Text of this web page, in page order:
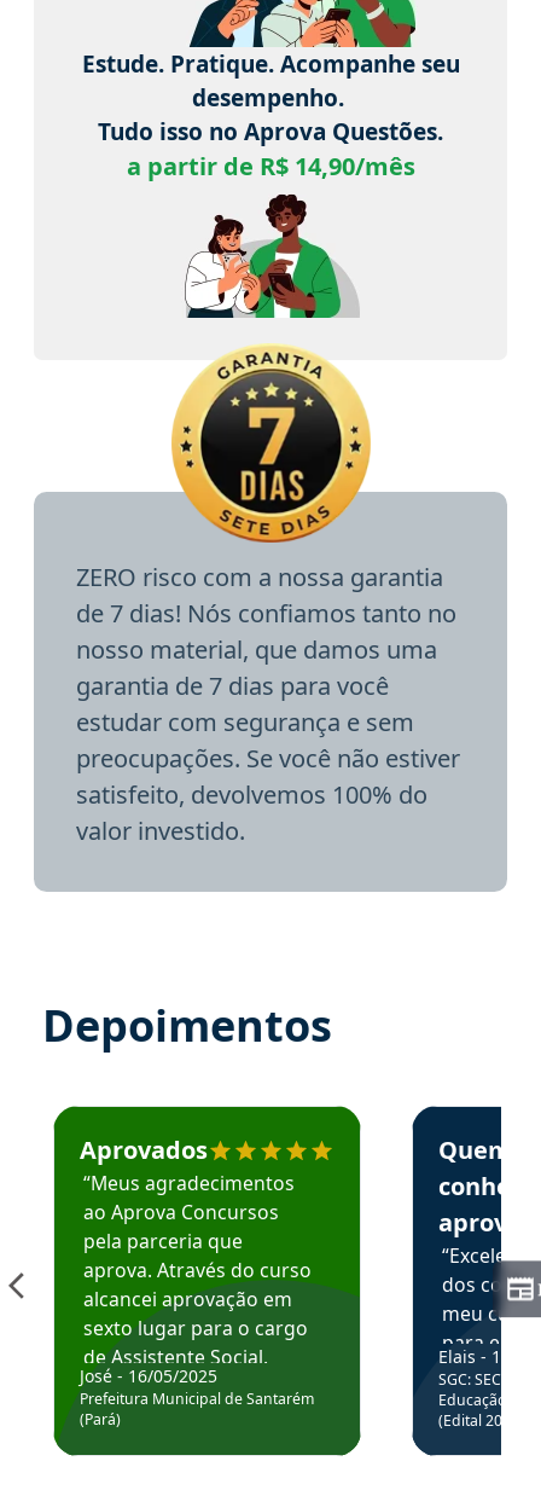
Estude. Pratique. Acompanhe seu
desempenho.
Tudo isso no Aprova Questões.
a partir de R$ 14,90/mês
ZERO risco com a nossa garantia
de 7 dias! Nós confiamos tanto no
nosso material, que damos uma
garantia de 7 dias para você
estudar com segurança e sem
preocupações. Se você não estiver
satisfeito, devolvemos 100% do
valor investido.
Depoimentos
Estudante José recomenda o Aprova Concursos em
Aprovados
“Meus agradecimentos
ao Aprova Concursos
pela parceria que
aprova. Através do curso
alcancei aprovação em
sexto lugar para o cargo
de Assistente Social.
Hoje estou atuando na
Prefeitura de Santarém.
José - 16/05/2025
Prefeitura Municipal de Santarém
(Pará)
Estudante
Quem
aprova
dos
meu
para
colocar
através
de
Elais - 15/
SGC: SEC BA
Educação
(Edital